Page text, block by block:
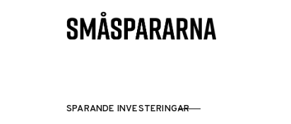
Hoppa till innehåll
KATEGORI
SPARANDE INVESTERINGAR